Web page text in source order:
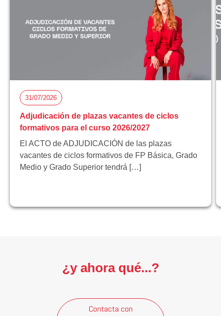
31/07/2026
Adjudicación de plazas vacantes de ciclos
formativos para el curso 2026/2027
El ACTO de ADJUDICACIÓN de las plazas
vacantes de ciclos formativos de FP Básica, Grado
Medio y Grado Superior tendrá […]
¿y ahora qué...?
Contacta con